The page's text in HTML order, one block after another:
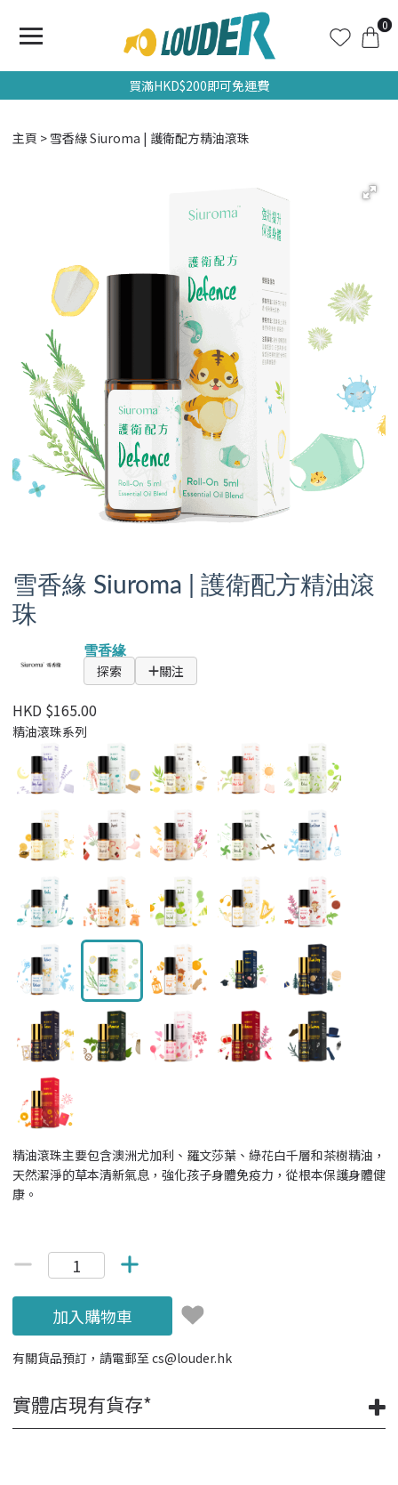
0
買滿HKD$200即可免運費
主頁 雪香緣 Siuroma | 護衛配方精油滾珠
雪香緣 Siuroma | 護衛配方精油滾
珠
雪香緣
探索
關注
HKD $165.00
精油滾珠系列
精油滾珠主要包含澳洲尤加利、羅文莎葉、綠花白千層和茶樹精油，
天然潔淨的草本清新氣息，強化孩子身體免疫力，從根本保護身體健
康。
加入購物車
有關貨品預訂，請電郵至 cs@louder.hk
實體店現有貨存*